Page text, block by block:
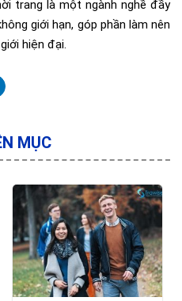
trang là một ngành nghề đầy
giới hạn, góp phần làm nên
hiện đại.
MỤC